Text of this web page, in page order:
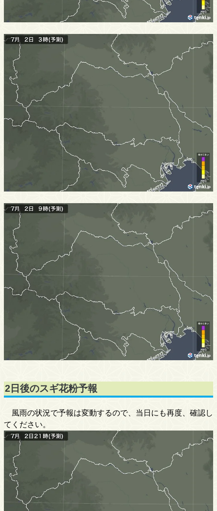
2日後のスギ花粉予報
風雨の状況で予報は変動するので、当日にも再度、確認し
てください。